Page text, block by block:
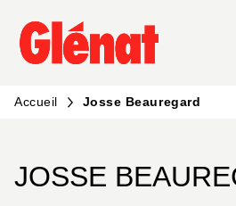
MENU RECHERCHE
PIED DE PAGE
Accueil Josse Beauregard
JOSSE